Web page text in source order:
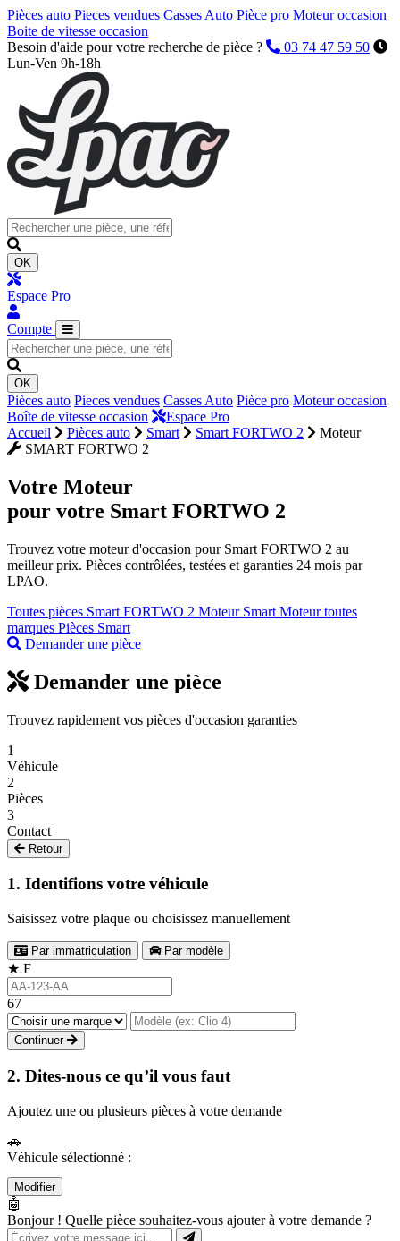
Pièces auto Pieces vendues Casses Auto Pièce pro Moteur occasion
Boite de vitesse occasion
Besoin d'aide pour votre recherche de pièce ?
03 74 47 59 50
Lun-Ven 9h-18h
OK
Espace Pro
Compte
OK
Pièces auto Pieces vendues Casses Auto Pièce pro Moteur occasion
Boîte de vitesse occasion
Espace Pro
Accueil
Pièces auto Smart Smart FORTWO 2
Moteur
SMART FORTWO 2
Votre Moteur
pour votre Smart FORTWO 2
Trouvez votre moteur d'occasion pour Smart FORTWO 2 au
meilleur prix. Pièces contrôlées, testées et garanties 24 mois par
LPAO.
Toutes pièces Smart FORTWO 2 Moteur Smart Moteur toutes
marques Pièces Smart
Demander une pièce
Demander une pièce
Trouvez rapidement vos pièces d'occasion garanties
1
Véhicule
2
Pièces
3
Contact
Retour
1. Identifions votre véhicule
Saisissez votre plaque ou choisissez manuellement
Par immatriculation Par modèle
★ F
67
Continuer
2. Dites-nous ce qu’il vous faut
Ajoutez une ou plusieurs pièces à votre demande
🚗
Véhicule sélectionné :
Modifier
🤖
Bonjour ! Quelle pièce souhaitez-vous ajouter à votre demande ?